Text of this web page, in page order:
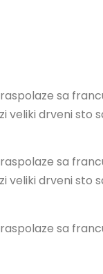
sa
veliki drveni sto
sa
veliki drveni sto
sa